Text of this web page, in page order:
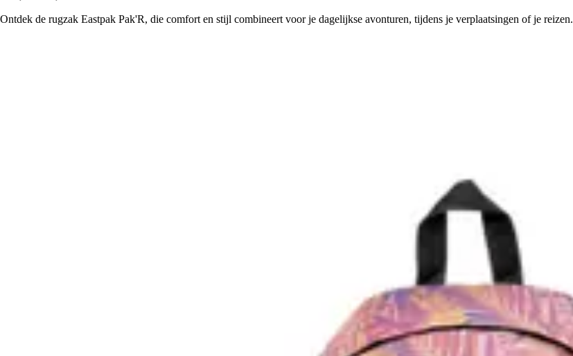
Ontdek de rugzak Eastpak Pak'R, die comfort en stijl combineert voor je dagelijkse avonturen, tijdens je verplaatsingen of je reizen.